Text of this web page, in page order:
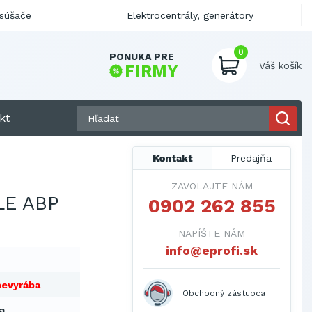
PONUKA PRE
FIRMY
0
Váš košík
ABP
Kontakt Predajňa
ZAVOLAJTE NÁM
0902 262 855
NAPÍŠTE NÁM
info@eprofi.sk
Obchodný zástupca
Elektrocentrály, generátory